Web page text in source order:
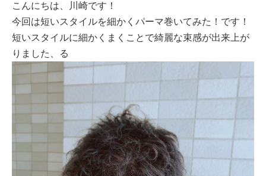
こんにちは、川崎です！
今回は短いスタイルを細かくパーマ巻いてみた！です！
短いスタイルに細かくまくことで綺麗な束感が出来上が
りました、る